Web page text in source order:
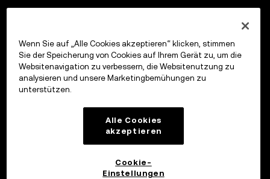
Wenn Sie auf „Alle Cookies akzeptieren“ klicken, stimmen
Sie der Speicherung von Cookies auf Ihrem Gerät zu, um die
Websitenavigation zu verbessern, die Websitenutzung zu
analysieren und unsere Marketingbemühungen zu
unterstützen.
Alle Cookies
akzeptieren
Cookie-
Einstellungen